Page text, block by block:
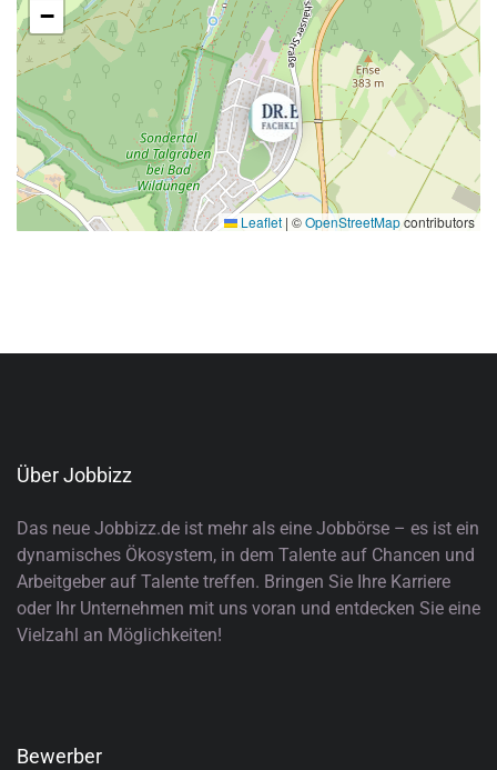
−
Leaflet | ©OpenStreetMapcontributors
Über Jobbizz
Das neue Jobbizz.de ist mehr als eine Jobbörse – es ist ein
dynamisches Ökosystem, in dem Talente auf Chancen und
Arbeitgeber auf Talente treffen. Bringen Sie Ihre Karriere
oder Ihr Unternehmen mit uns voran und entdecken Sie eine
Vielzahl an Möglichkeiten!
Bewerber